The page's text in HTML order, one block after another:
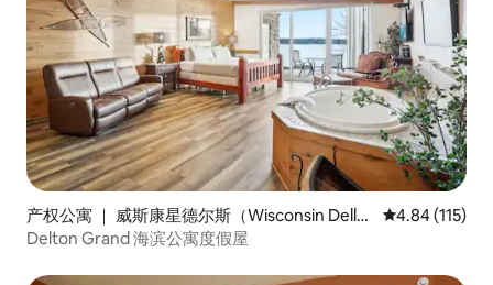
产权公寓 ｜ 威斯康星德尔斯（Wisconsin Dell
s）
平均评分 4.84
4.84 (115)
Delton Grand 海滨公寓度假屋